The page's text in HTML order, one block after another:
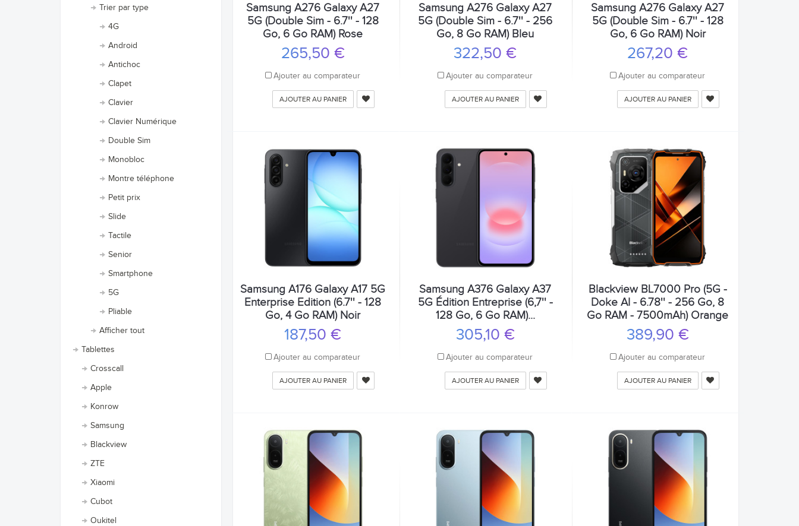
Trier par type
4G
Android
Antichoc
Clapet
Clavier
Clavier Numérique
Double Sim
Monobloc
Montre téléphone
Petit prix
Slide
Tactile
Senior
Smartphone
5G
Pliable
Afficher tout
Tablettes
Crosscall
Apple
Konrow
Samsung
Blackview
ZTE
Xiaomi
Cubot
Oukitel
Samsung A276 Galaxy A27
5G (Double Sim - 6.7'' - 128
Go, 6 Go RAM) Rose
265,50 €
Ajouter au comparateur
AJOUTER AU PANIER
Samsung A276 Galaxy A27
5G (Double Sim - 6.7'' - 256
Go, 8 Go RAM) Bleu
322,50 €
Ajouter au comparateur
AJOUTER AU PANIER
Samsung A276 Galaxy A27
5G (Double Sim - 6.7'' - 128
Go, 6 Go RAM) Noir
267,20 €
Ajouter au comparateur
AJOUTER AU PANIER
Samsung A176 Galaxy A17 5G
Enterprise Edition (6.7'' - 128
Go, 4 Go RAM) Noir
187,50 €
Ajouter au comparateur
AJOUTER AU PANIER
Samsung A376 Galaxy A37
5G Édition Entreprise (6,7'' -
128 Go, 6 Go RAM)...
305,10 €
Ajouter au comparateur
AJOUTER AU PANIER
Blackview BL7000 Pro (5G -
Doke AI - 6.78'' - 256 Go, 8
Go RAM - 7500mAh) Orange
389,90 €
Ajouter au comparateur
AJOUTER AU PANIER